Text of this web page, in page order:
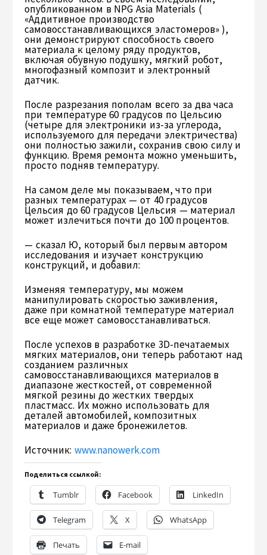
опубликованном в NPG Asia Materials (
«Аддитивное производство
самовосстанавливающихся эластомеров» ),
они демонстрируют способность своего
материала к целому ряду продуктов,
включая обувную подушку, мягкий робот,
многофазный композит и электронный
датчик.
После разрезания пополам всего за два часа
при температуре 60 градусов по Цельсию
(четыре для электроники из-за углерода,
используемого для передачи электричества)
они полностью зажили, сохранив свою силу и
функцию. Время ремонта можно уменьшить,
просто подняв температуру.
На самом деле мы показываем, что при
разных температурах — от 40 градусов
Цельсия до 60 градусов Цельсия — материал
может излечиться почти до 100 процентов.
— сказал Ю, который был первым автором
исследования и изучает конструкцию
конструкций, и добавил:
Изменяя температуру, мы можем
манипулировать скоростью заживления,
даже при комнатной температуре материал
все еще может самовосстанавливаться.
После успехов в разработке 3D-печатаемых
мягких материалов, они теперь работают над
созданием различных
самовосстанавливающихся материалов в
диапазоне жесткостей, от современной
мягкой резины до жестких твердых
пластмасс. Их можно использовать для
деталей автомобилей, композитных
материалов и даже бронежилетов.
Источник: www.nanowerk.com
Поделиться ссылкой:
Tumblr Facebook LinkedIn
Telegram X WhatsApp
Печать E-mail